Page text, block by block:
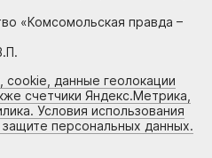
«Комсомольская правда –
cookie, данные геолокации
счетчики Яндекс.Метрика,
Условия использования
персональных данных.